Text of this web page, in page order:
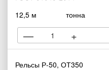
12,5 м
тонна
— +
Рельсы Р-50, ОТ350